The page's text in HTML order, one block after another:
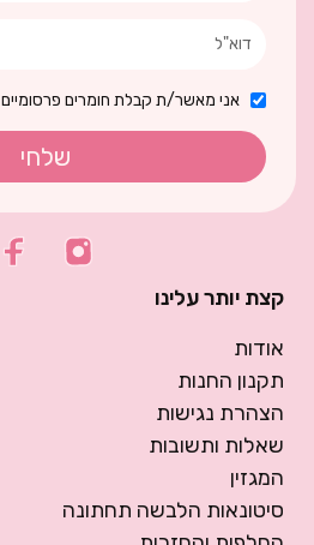
אני מאשר/ת קבלת חומרים פרסומיים
שלחי
קצת יותר עלינו
אודות
תקנון החנות
הצהרת נגישות
שאלות ותשובות
המגזין
סיטונאות הלבשה תחתונה